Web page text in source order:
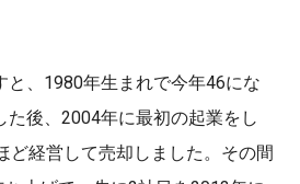
と、1980年生まれで今年46にな
た後、2004年に最初の起業をし
ど経営して売却しました。その間